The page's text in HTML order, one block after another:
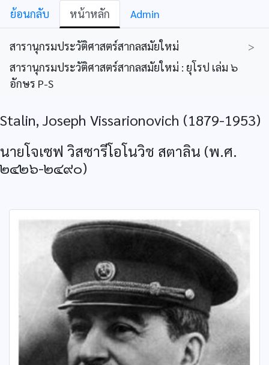
ย้อนกลับ หน้าหลัก Admin
สารานุกรมประวัติศาสตร์สากลสมัยใหม่
>
สารานุกรมประวัติศาสตร์สากลสมัยใหม่ : ยุโรป เล่ม ๖
อักษร P-S
Stalin, Joseph Vissarionovich (1879-1953)
นายโจเซฟ วิสซารีโอโนวิช สตาลิน (พ.ศ.
๒๔๒๖-๒๔๙๐)